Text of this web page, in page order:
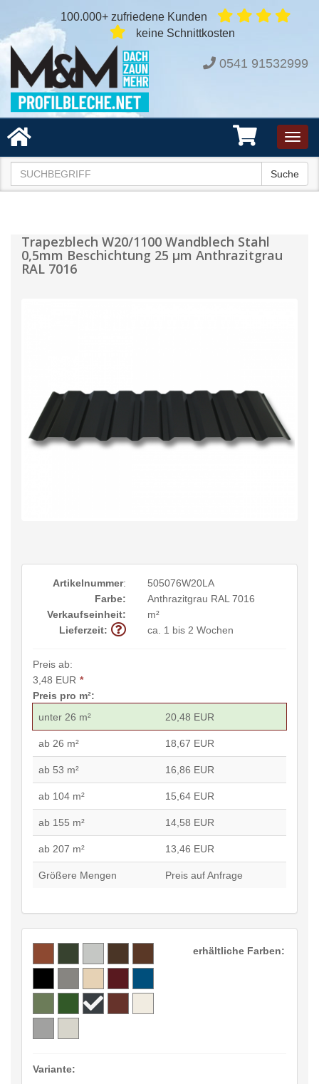
100.000+ zufriedene Kunden
keine Schnittkosten
0541 91532999
Suche
Trapezblech W20/1100 Wandblech Stahl
0,5mm Beschichtung 25 µm Anthrazitgrau
RAL 7016
Artikelnummer:
505076W20LA
Farbe:
Anthrazitgrau RAL 7016
Verkaufseinheit:
m²
Lieferzeit:
ca. 1 bis 2 Wochen
Preis ab:
3,48 EUR *
Preis pro m²:
unter 26 m²
20,48 EUR
ab 26 m² 18,67 EUR
ab 53 m² 16,86 EUR
ab 104 m² 15,64 EUR
ab 155 m² 14,58 EUR
ab 207 m² 13,46 EUR
Größere Mengen Preis auf Anfrage
erhältliche Farben:
Variante: